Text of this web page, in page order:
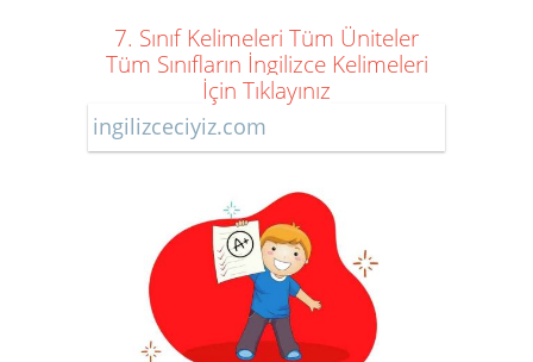
7. Sınıf Kelimeleri Tüm Üniteler
Tüm Sınıfların İngilizce Kelimeleri
İçin Tıklayınız
ingilizceciyiz.com